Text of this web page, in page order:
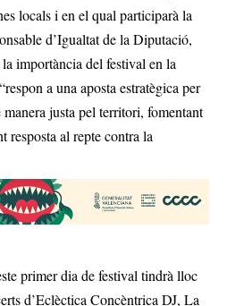
locals i en el qual participarà la
d’Igualtat de la Diputació,
importància del festival en la
a una aposta estratègica per
justa pel territori, fomentant
resposta al repte contra la
primer dia de festival tindrà lloc
d’Eclèctica Concèntrica DJ, La